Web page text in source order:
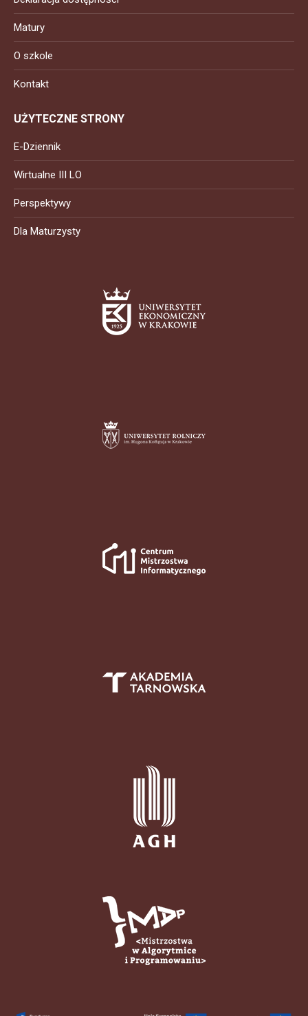
Matury
O szkole
Kontakt
UŻYTECZNE STRONY
E-Dziennik
Wirtualne III LO
Perspektywy
Dla Maturzysty